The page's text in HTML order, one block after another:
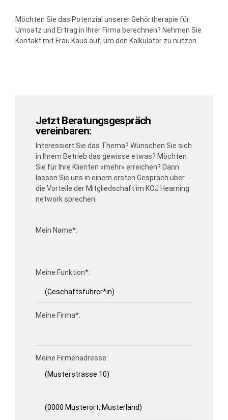
Möchten Sie das Potenzial unserer Gehörtherapie für
Umsatz und Ertrag in Ihrer Firma berechnen? Nehmen Sie
Kontakt mit Frau Kaus auf, um den Kalkulator zu nutzen.
Jetzt Beratungsgespräch
vereinbaren:
Interessiert Sie das Thema? Wünschen Sie sich
in Ihrem Betrieb das gewisse etwas? Möchten
Sie für Ihre Klienten «mehr» erreichen? Dann
lassen Sie uns in einem ersten Gespräch über
die Vorteile der Mitgliedschaft im KOJ Hearning
network sprechen.
Mein Name*:
Meine Funktion*:
Meine Firma*:
Meine Firmenadresse: